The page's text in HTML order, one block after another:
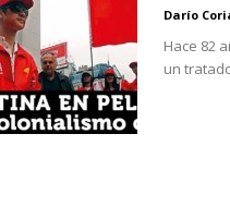
Darío
Hace 82
un